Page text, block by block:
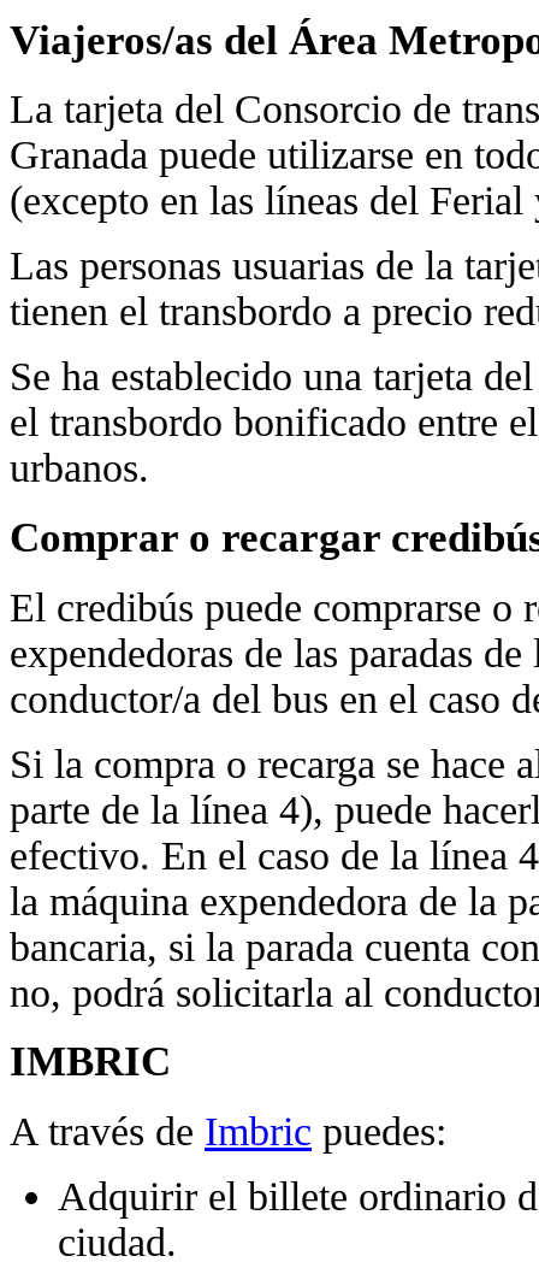
Viajeros/as del Área
La tarjeta del Consorcio de
Granada puede utilizarse en
(excepto en las líneas del
Las personas usuarias de la
tienen el transbordo a precio
Se ha establecido una tarjeta
el transbordo bonificado entre
urbanos.
Comprar o recargar
El credibús puede comprarse o
expendedoras de las paradas
conductor/a del bus en el caso
Si la compra o recarga se hace
parte de la línea 4), puede
efectivo. En el caso de la línea
la máquina expendedora de la
bancaria, si la parada cuenta
no, podrá solicitarla al
IMBRIC
A través de Imbric puedes:
Adquirir el billete ordinario
ciudad.